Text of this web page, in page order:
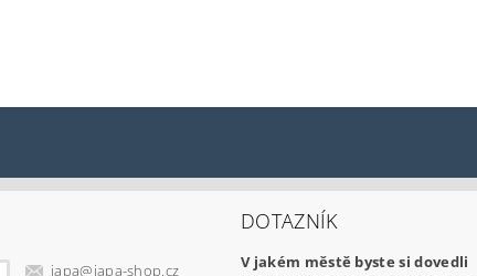
japa@japa-shop.cz
DOTAZNÍK
V jakém městě byste si dovedli